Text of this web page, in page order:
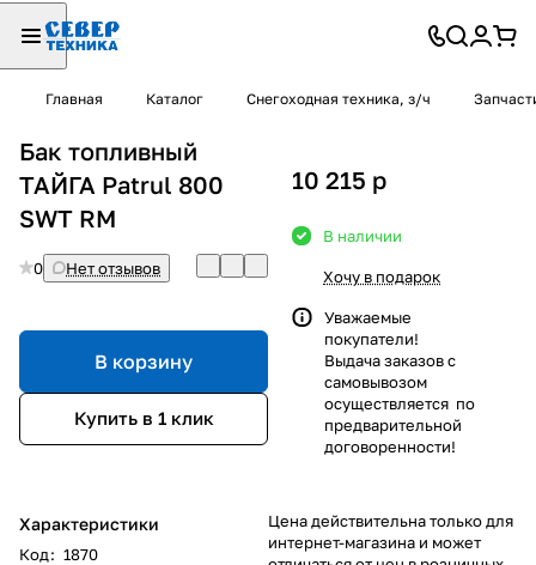
Главная Каталог Снегоходная техника, з/ч
Бак топливный
ТАЙГА Patrul 800
SWT RM
0 Нет отзывов
В корзину
Купить в 1 клик
Характеристики
Код: 1870
10 215 p
В наличии
Хочу в подарок
Уважаемые
покупатели!
Выдача заказов с
самовывозом
осуществляется по
предварительной
договоренности!
Цена действительна только для
интернет-магазина и может